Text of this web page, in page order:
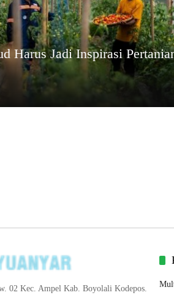
Harus Jadi Inspirasi
02 Kec. Ampel Kab. Boyolali Kodepos.